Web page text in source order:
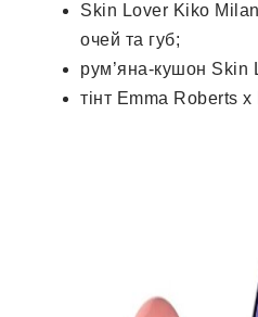
Skin Lover Kiko
очей та губ;
рум’яна-кушон Skin
тінт Emma Roberts